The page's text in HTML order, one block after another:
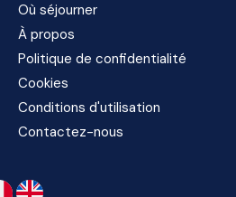
Où séjourner
À propos
Politique de confidentialité
Cookies
Conditions d'utilisation
Contactez-nous